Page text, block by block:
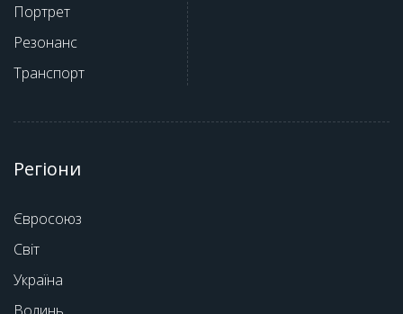
Портрет
Резонанс
Транспорт
Регіони
Євросоюз
Світ
Україна